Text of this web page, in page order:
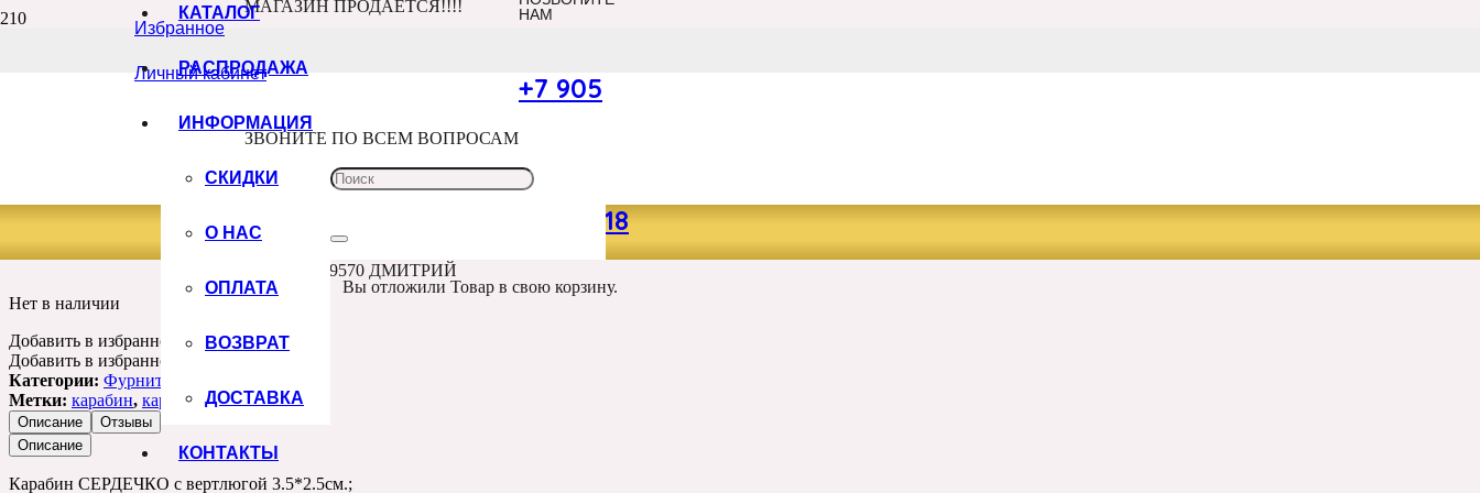
Избранное
Личный кабинет
МАГАЗИН ПРОДАЁТСЯ!!!!
ЗВОНИТЕ ПО ВСЕМ ВОПРОСАМ
+7 960 100 9570 ДМИТРИЙ
НАМ
+7 905
049 13 18
КАТАЛОГ
РАСПРОДАЖА
ИНФОРМАЦИЯ
СКИДКИ
О НАС
ОПЛАТА
ВОЗВРАТ
ДОСТАВКА
КОНТАКТЫ
Вы отложилиТовар в свою корзину.
Фурнитура, подвески
КАРАБИН “СЕРДЦЕ”, ЗОЛОТО
45.00₽
Нет в наличии
Добавить в избранное
Товар в избранном
Добавить в избранное
Категории: Фурнитура, подвески
Метки: карабин, карабин сердце
Описание
Отзывы
Описание
Карабин СЕРДЕЧКО с вертлюгой 3.5*2.5см.;